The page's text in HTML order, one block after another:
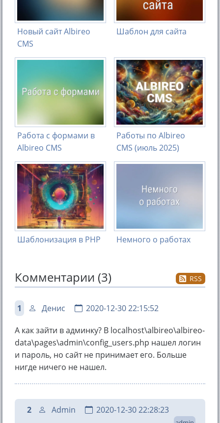
Новый сайт Albireo
CMS
Шаблон для сайта
Работа с формами в
Albireo CMS
Работы по Albireo
CMS (июль 2025)
Шаблонизация в PHP Немного о работах
Комментарии (3) RSS
1 Денис 2020-12-30 22:15:52
А как зайти в админку? В localhost\albireo\albireo-
data\pages\admin\config_users.php нашел логин
и пароль, но сайт не принимает его. Больше
нигде ничего не нашел.
2 Admin 2020-12-30 22:28:23